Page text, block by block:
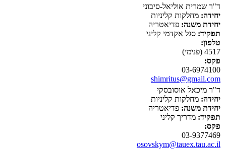
ד"ר שמרית אוליאל-סיבוני
יחידה: מחלקות קליניות
יחידת משנה: פדיאטריה
תפקיד: סגל אקדמי קליני
טלפון:
4517 (פנימי)
פקס:
03-6974100
shimritus@gmail.com
ד"ר מיכאל אוסובסקי
יחידה: מחלקות קליניות
יחידת משנה: פדיאטריה
תפקיד: מדריך קליני
פקס:
03-9377469
osovskym@tauex.tau.ac.il